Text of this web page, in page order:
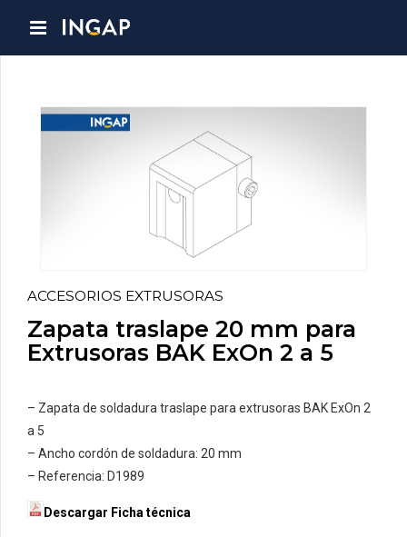
ACCESORIOS EXTRUSORAS
Zapata traslape 20 mm para
Extrusoras BAK ExOn 2 a 5
– Zapata de soldadura traslape para extrusoras BAK ExOn 2
a 5
– Ancho cordón de soldadura: 20 mm
– Referencia: D1989
Descargar Ficha técnica